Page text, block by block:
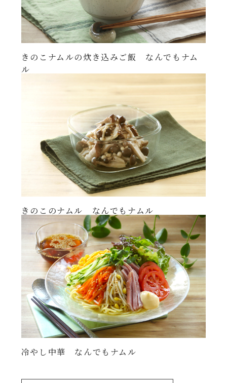
きのこナムルの炊き込みご飯 なんでもナム
ル
きのこのナムル なんでもナムル
冷やし中華 なんでもナムル